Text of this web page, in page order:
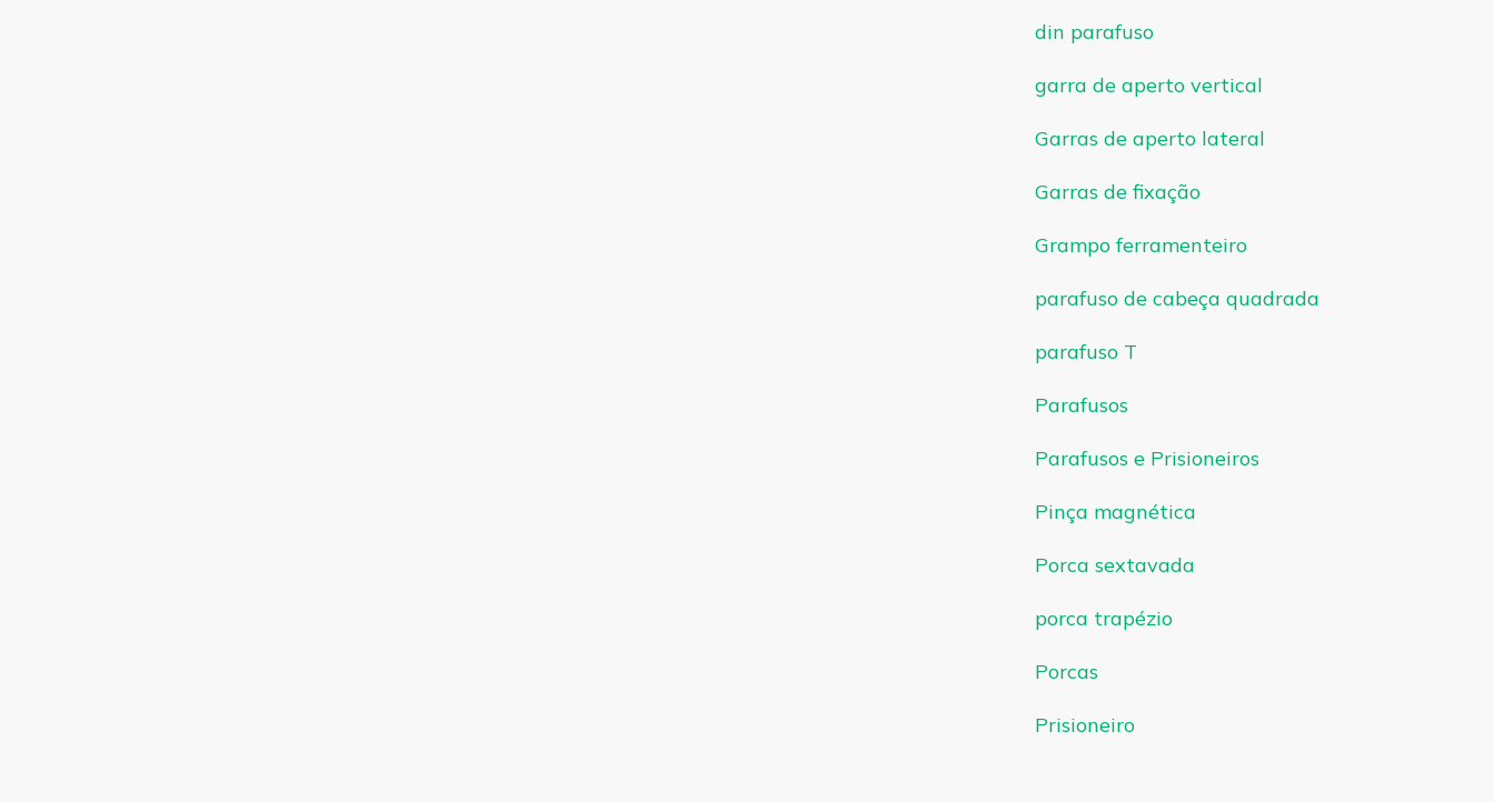
din parafuso
garra de aperto vertical
Garras de aperto lateral
Garras de fixação
Grampo ferramenteiro
parafuso de cabeça quadrada
parafuso T
Parafusos
Parafusos e Prisioneiros
Pinça magnética
Porca sextavada
porca trapézio
Porcas
Prisioneiro